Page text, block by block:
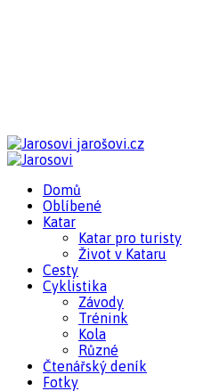
jarošovi.cz
Domů
Oblíbené
Katar
Katar pro turisty
Život v Kataru
Cesty
Cyklistika
Závody
Trénink
Kola
Různé
Čtenářský deník
Fotky